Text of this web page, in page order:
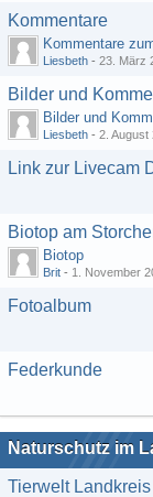
Kommentare
Kommentare
Liesbeth - 23. März
Bilder und
Bilder und
Liesbeth - 2. August
Biotop am
Biotop
Brit - 1. November
Fotoalbum
Federkunde